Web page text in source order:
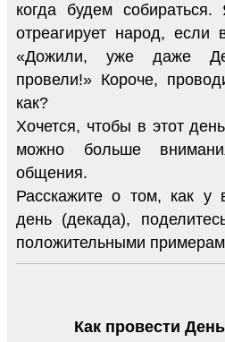
когда будем
отреагирует народ, если
«Дожили, уже даже
провели!» Короче,
как?
Хочется, чтобы в этот
можно больше
общения.
Расскажите о том, как у
день (декада),
положительными
Как провести